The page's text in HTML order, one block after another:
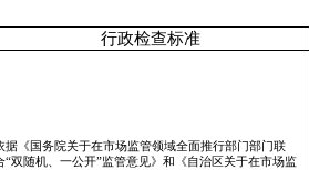
行政检查标准
据《国务院关于在市场监管领域全面推行部门部门联
“双随机、一公开”监管意见》和《自治区关于在市场监